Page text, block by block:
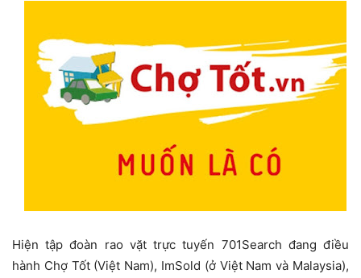
Hiện tập đoàn rao vặt trực tuyến 701Search đang điều
hành Chợ Tốt (Việt Nam), ImSold (ở Việt Nam và Malaysia),